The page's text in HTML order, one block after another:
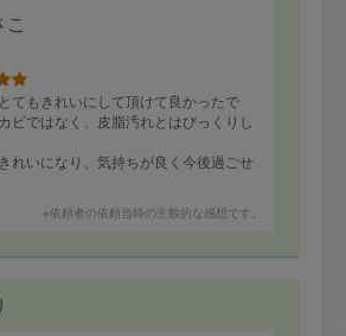
てもきれいにして頂けて良かったで
ビではなく、皮脂汚れとはびっくりし
れいになり、気持ちが良く今後過ごせ
ましたが臨機応変の対応をして頂き、
※依頼者の依頼当時の主観的な感想です。